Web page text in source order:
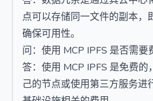
点可以存储同一文件的副本，
确保可用性。
问：使用 MCP IPFS 是否需要
答：使用 MCP IPFS 是免费的
己的节点或使用第三方服务进